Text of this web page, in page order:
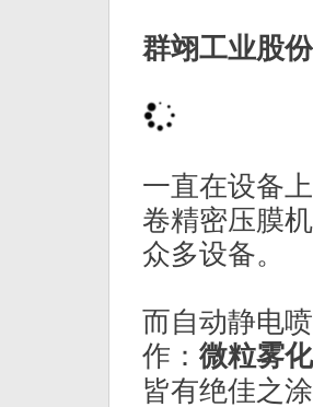
群翊工业股
一直在设备
卷精密压膜
众多设备。
而自动静电
作： 微粒雾
皆有绝佳之